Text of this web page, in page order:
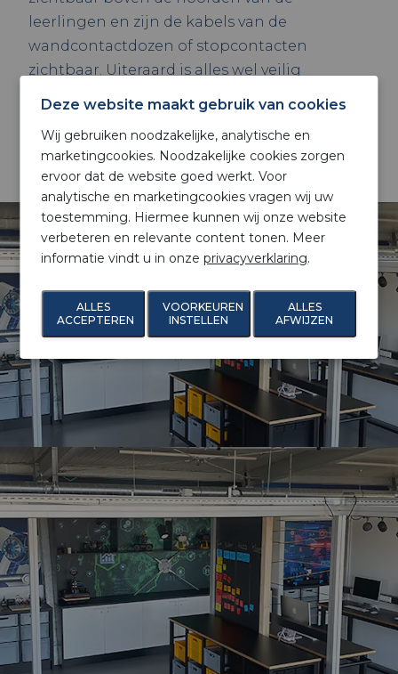
leerlingen en zijn de kabels van de
wandcontactdozen of stopcontacten
zichtbaar. Uiteraard is alles wel veilig
aangesloten, het is alleen in het zicht en niet
weggewerkt zoals wij dat normaal gesproken
gewend zijn.
Deze website maakt gebruik van cookies
Wij gebruiken noodzakelijke, analytische en
marketingcookies. Noodzakelijke cookies zorgen
ervoor dat de website goed werkt. Voor
analytische en marketingcookies vragen wij uw
toestemming. Hiermee kunnen wij onze website
verbeteren en relevante content tonen. Meer
informatie vindt u in onzeprivacyverklaring.
ALLES
ACCEPTEREN
VOORKEUREN
INSTELLEN
ALLES
AFWIJZEN